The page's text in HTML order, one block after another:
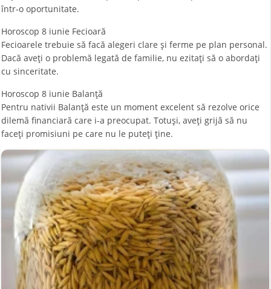
într-o oportunitate.
Horoscop 8 iunie Fecioară
Fecioarele trebuie să facă alegeri clare și ferme pe plan personal.
Dacă aveți o problemă legată de familie, nu ezitați să o abordați
cu sinceritate.
Horoscop 8 iunie Balanţă
Pentru nativii Balanţă este un moment excelent să rezolve orice
dilemă financiară care i-a preocupat. Totuși, aveți grijă să nu
faceți promisiuni pe care nu le puteți ține.